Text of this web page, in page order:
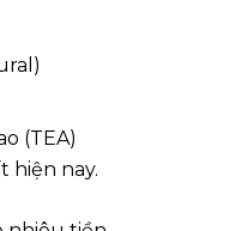
(TEA)
hiện nay.